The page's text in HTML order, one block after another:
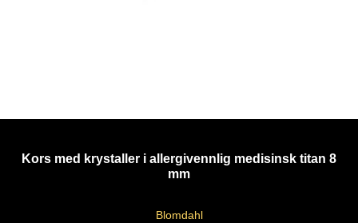
Kors med krystaller i allergivennlig medisinsk titan 8
mm
Blomdahl